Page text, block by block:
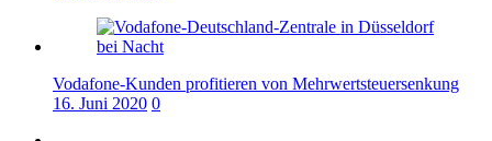
Vodafone-Kunden profitieren von Mehrwertsteuersenkung
16. Juni 2020 0